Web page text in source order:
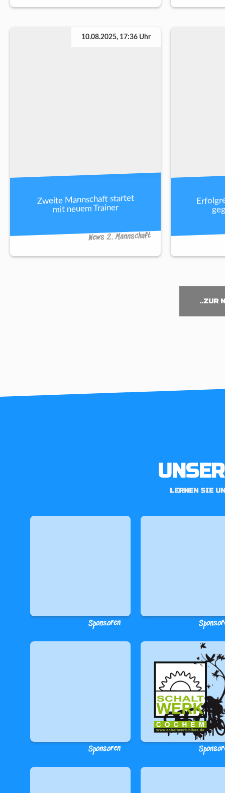
10.08.2025, 17:36 Uhr
Zweite Mannschaft startet
mit neuem Trainer
News 2. Mannschaft
..ZUR
LERNEN SIE
Sponsoren
Sponsoren